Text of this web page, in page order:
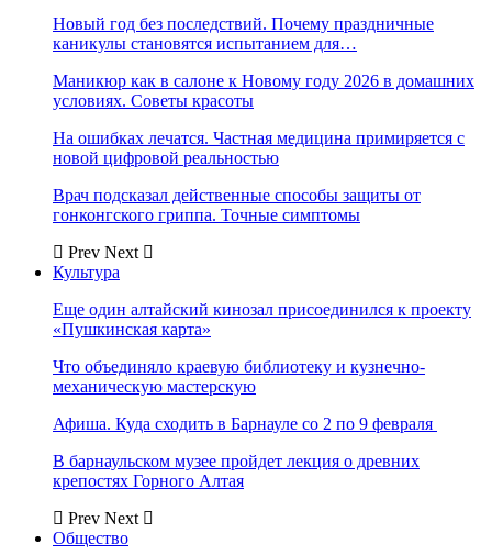
Новый год без последствий. Почему праздничные
каникулы становятся испытанием для…
Маникюр как в салоне к Новому году 2026 в домашних
условиях. Советы красоты
На ошибках лечатся. Частная медицина примиряется с
новой цифровой реальностью
Врач подсказал действенные способы защиты от
гонконгского гриппа. Точные симптомы
Prev Next
Культура
Еще один алтайский кинозал присоединился к проекту
«Пушкинская карта»
Что объединяло краевую библиотеку и кузнечно-
механическую мастерскую
Афиша. Куда сходить в Барнауле со 2 по 9 февраля
В барнаульском музее пройдет лекция о древних
крепостях Горного Алтая
Prev Next
Общество